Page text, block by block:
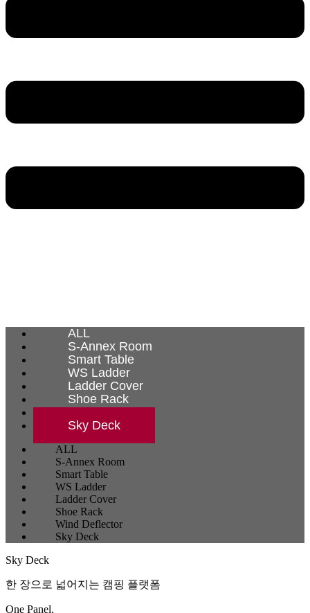
Accessories
ALL
S-Annex Room
Smart Table
WS Ladder
Ladder Cover
Shoe Rack
Sky Deck
ALL
S-Annex Room
Smart Table
WS Ladder
Ladder Cover
Shoe Rack
Wind Deflector
Sky Deck
Sky Deck
한 장으로 넓어지는 캠핑 플랫폼
One Panel,